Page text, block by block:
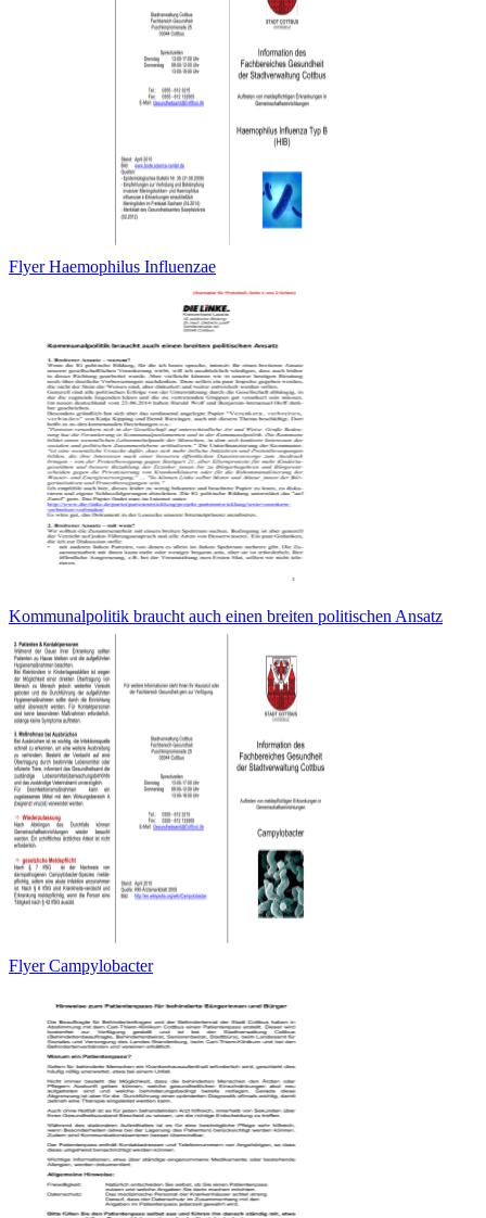
Flyer Haemophilus Influenzae
Kommunalpolitik braucht auch einen breiten politischen Ansatz
Flyer Campylobacter